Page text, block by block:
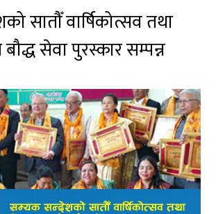
सातौँ वार्षिकोत्सव तथा
बौद्ध सेवा पुरस्कार सम्पन्न